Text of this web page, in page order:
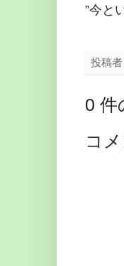
”今と
投稿者
0 件
コ